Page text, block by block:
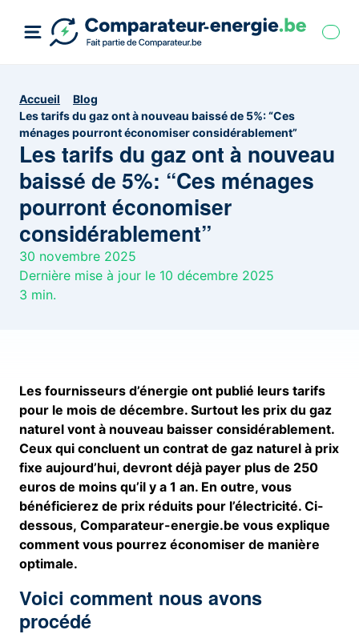
Accueil
Blog
Les tarifs ​​du gaz ont à nouveau baissé de 5%: “Ces
ménages pourront économiser considérablement”
Les tarifs ​​du gaz ont à nouveau
baissé de 5%: “Ces ménages
pourront économiser
considérablement”
30 novembre 2025
Dernière mise à jour le 10 décembre 2025
3 min.
Les fournisseurs d’énergie ont publié leurs tarifs
pour le mois de décembre. Surtout les prix du gaz
naturel vont à nouveau baisser considérablement.
Ceux qui concluent un contrat de gaz naturel à prix
fixe aujourd’hui, devront déjà payer plus de 250
euros de moins qu’il y a 1 an. En outre, vous
bénéficierez de prix réduits pour l’électricité. Ci-
dessous, Comparateur-energie.be vous explique
comment vous pourrez économiser de manière
optimale.
Voici comment nous avons
procédé